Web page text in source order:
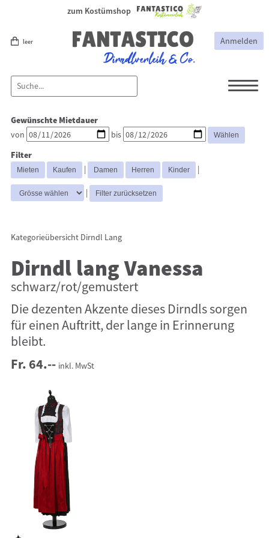
zum Kostümshop
leer Anmelden
Dirndl
Lederhosen Zubehör
Lederhosen
Kostüme
Dirndl Mittel Dirndl Lang
Dirndl
Kurz
Gewünschte Mietdauer
von bis
Filter
| |
|
Kategorieübersicht Dirndl Lang
Dirndl lang Vanessa
schwarz/rot/gemustert
Die dezenten Akzente dieses Dirndls sorgen
für einen Auftritt, der lange in Erinnerung
bleibt.
Fr. 64.-- inkl. MwSt